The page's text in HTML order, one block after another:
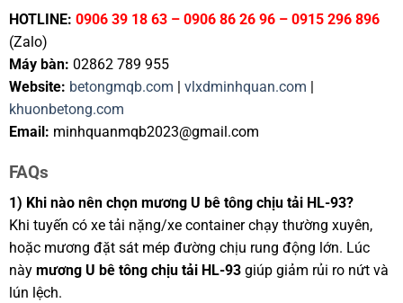
HOTLINE: 0906 39 18 63 – 0906 86 26 96 – 0915 296 896
(Zalo)
Máy bàn: 02862 789 955
Website: betongmqb.com | vlxdminhquan.com |
khuonbetong.com
Email: minhquanmqb2023@gmail.com
FAQs
1) Khi nào nên chọn mương U bê tông chịu tải HL-93?
Khi tuyến có xe tải nặng/xe container chạy thường xuyên,
hoặc mương đặt sát mép đường chịu rung động lớn. Lúc
này mương U bê tông chịu tải HL-93giúp giảm rủi ro nứt và
lún lệch.